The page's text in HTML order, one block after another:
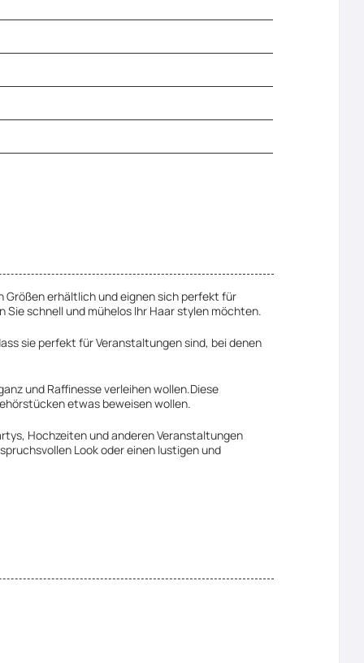
Größen erhältlich und eignen sich perfekt für
schnell und mühelos Ihr Haar stylen möchten.
sie perfekt für Veranstaltungen sind, bei denen
und Raffinesse verleihen wollen.Diese
etwas beweisen wollen.
Hochzeiten und anderen Veranstaltungen
Look oder einen lustigen und